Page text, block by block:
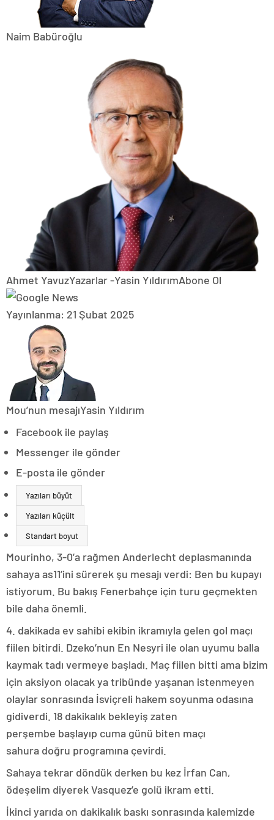
Naim Babüroğlu
Ahmet YavuzYazarlar -Yasin YıldırımAbone Ol
Yayınlanma: 21 Şubat 2025
Mou’nun mesajıYasin Yıldırım
Facebook ile paylaş
Messenger ile gönder
E-posta ile gönder
Yazıları büyüt
Yazıları küçült
Standart boyut
Mourinho, 3-0’a rağmen Anderlecht deplasmanında
sahaya as11’ini sürerek şu mesajı verdi: Ben bu kupayı
istiyorum. Bu bakış Fenerbahçe için turu geçmekten
bile daha önemli.
4. dakikada ev sahibi ekibin ikramıyla gelen gol maçı
fiilen bitirdi. Dzeko’nun En Nesyri ile olan uyumu balla
kaymak tadı vermeye başladı. Maç fiilen bitti ama bizim
için aksiyon olacak ya tribünde yaşanan istenmeyen
olaylar sonrasında İsviçreli hakem soyunma odasına
gidiverdi. 18 dakikalık bekleyiş zaten
perşembe başlayıp cuma günü biten maçı
sahura doğru programına çevirdi.
Sahaya tekrar döndük derken bu kez İrfan Can,
ödeşelim diyerek Vasquez’e golü ikram etti.
İkinci yarıda on dakikalık baskı sonrasında kalemizde